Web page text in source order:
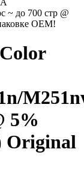
~ до 700 стр @
OEM!
5%
Original